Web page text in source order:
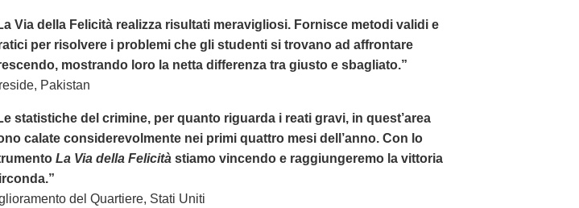
Via della Felicità realizza risultati meravigliosi. Fornisce metodi validi e
per risolvere i problemi che gli studenti si trovano ad affrontare
mostrando loro la netta differenza tra giusto e sbagliato.”
Pakistan
statistiche del crimine, per quanto riguarda i reati gravi, in quest’area
calate considerevolmente nei primi quattro mesi dell’anno. Con lo
La Via della Felicità stiamo vincendo e raggiungeremo la vittoria
del Quartiere, Stati Uniti